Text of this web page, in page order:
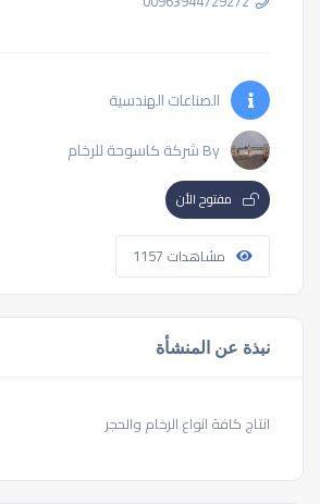
الصناعات الهندسية
By شركة كاسوحة للرخام
مفتوح الأن
مشاهدات 1157
نبذة عن المنشأة
انتاج كافة انواع الرخام والحجر